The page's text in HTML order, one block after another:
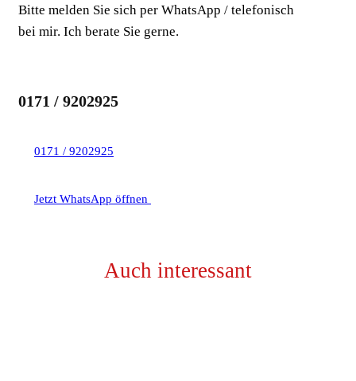
Bitte melden Sie sich per WhatsApp / telefonisch
bei mir. Ich berate Sie gerne.
0171 / 9202925
0171 / 9202925
Jetzt WhatsApp öffnen
Auch interessant